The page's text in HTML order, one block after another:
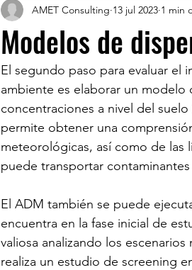
Modelos de
AMET Consulting 13 jul 2023 1 min
El segundo paso para evaluar
ambiente es elaborar un
concentraciones a nivel del
permite obtener una
meteorológicas, así como de
puede transportar
El ADM también se puede
encuentra en la fase inicial de
valiosa analizando los
realiza un estudio de screening